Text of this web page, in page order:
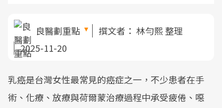
良醫劃重點 撰文者： 林勻熙 整理
2025-11-20
乳癌是台灣女性最常見的癌症之一，不少患者在手
術、化療、放療與荷爾蒙治療過程中承受疲倦、噁